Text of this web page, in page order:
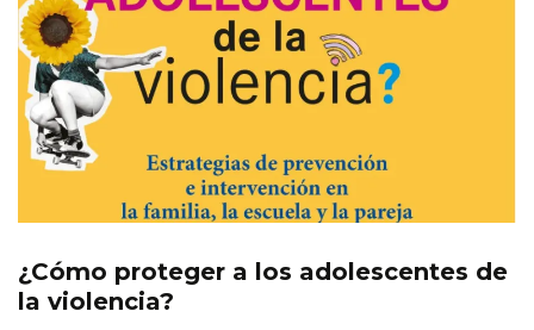
Publicaciones
¿Cómo proteger a los adolescentes de
la violencia?